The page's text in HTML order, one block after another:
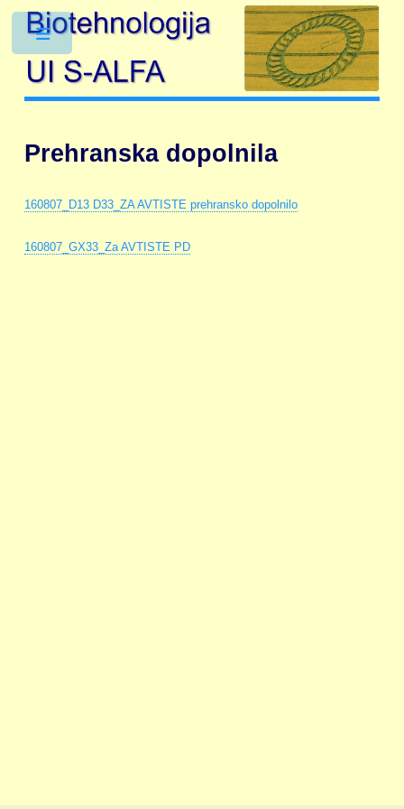
Prehranska dopolnila
160807_D13 D33_ZA AVTISTE prehransko dopolnilo
160807_GX33_Za AVTISTE PD
Toggle